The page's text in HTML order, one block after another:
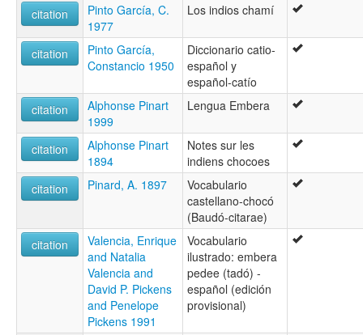
citation
Pinto García, C.
1977
Los indios chamí
citation
Pinto García,
Constancio 1950
Diccionario catio-
español y
español-catío
citation
Alphonse Pinart
1999
Lengua Embera
citation
Alphonse Pinart
1894
Notes sur les
indiens chocoes
citation
Pinard, A. 1897
Vocabulario
castellano-chocó
(Baudó-citarae)
citation
Valencia, Enrique
and Natalia
Valencia and
David P. Pickens
and Penelope
Pickens 1991
Vocabulario
ilustrado: embera
pedee (tadó) -
español (edición
provisional)